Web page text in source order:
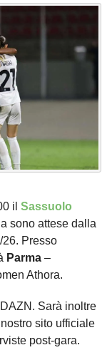
il Sassuolo
sono attese dalla
Presso
Parma –
Athora.
Sarà inoltre
sito ufficiale
post-gara.